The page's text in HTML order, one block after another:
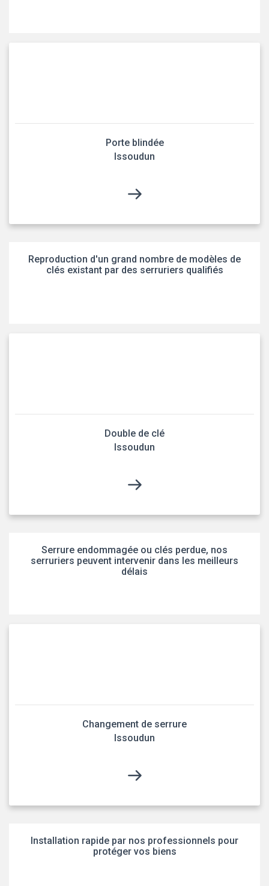
Porte blindée
Issoudun
Reproduction d'un grand nombre de modèles de
clés existant par des serruriers qualifiés
Double de clé
Issoudun
Serrure endommagée ou clés perdue, nos
serruriers peuvent intervenir dans les meilleurs
délais
Changement de serrure
Issoudun
Installation rapide par nos professionnels pour
protéger vos biens